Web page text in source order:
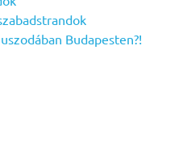
Budapesten?!